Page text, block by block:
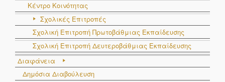
Κέντρο Κοινότητας
Σχολικές Επιτροπές
Σχολική Επιτροπή Πρωτοβάθμιας Εκπαίδευσης
Σχολική Επιτροπή Δευτεροβάθμιας Εκπαίδευσης
Διαφάνεια
Δημόσια Διαβούλευση